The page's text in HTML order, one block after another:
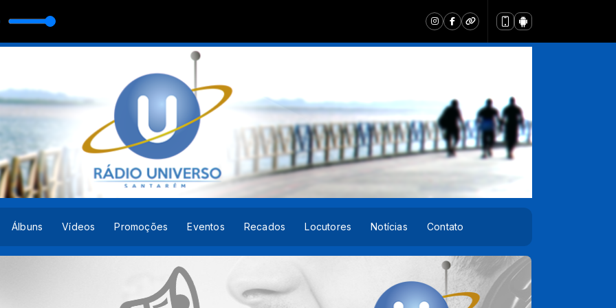
Sol
Álbuns Vídeos Promoções Eventos Recados Locutores Notícias Contato